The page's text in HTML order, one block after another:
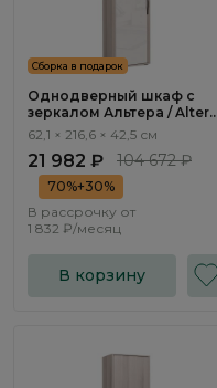
Сборка в подарок
Однодверный шкаф с
зеркалом Альтера / Altera
AL2147.1
62,1 × 216,6 × 42,5 см
21 982 ₽ 104 672 ₽
70%+30%
В рассрочку от
1 832 ₽/месяц
В корзину